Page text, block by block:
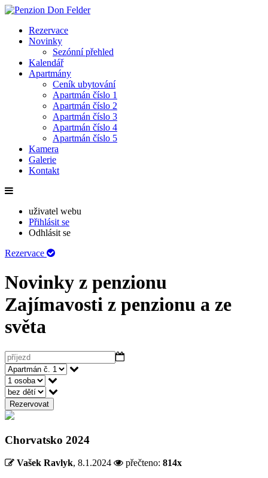
Rezervace
Novinky
Sezónní přehled
Kalendář
Apartmány
Ceník ubytování
Apartmán číslo 1
Apartmán číslo 2
Apartmán číslo 3
Apartmán číslo 4
Apartmán číslo 5
Kamera
Galerie
Kontakt
uživatel webu
Přihlásit se
Odhlásit se
Rezervace
Novinky z penzionu
Zajímavosti z penzionu a ze
světa
Rezervovat
Chorvatsko 2024
Vašek Ravlyk, 8.1.2024 přečteno: 814x